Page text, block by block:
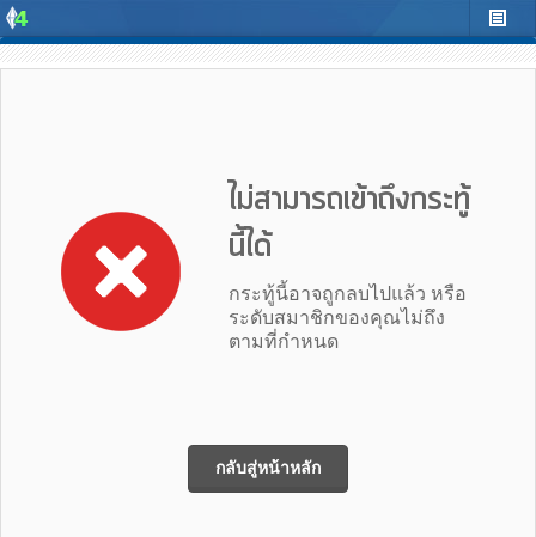
ไม่สามารถเข้าถึงกระทู้
นี้ได้
กระทู้นี้อาจถูกลบไปแล้ว หรือ
ระดับสมาชิกของคุณไม่ถึง
ตามที่กำหนด
กลับสู่หน้าหลัก